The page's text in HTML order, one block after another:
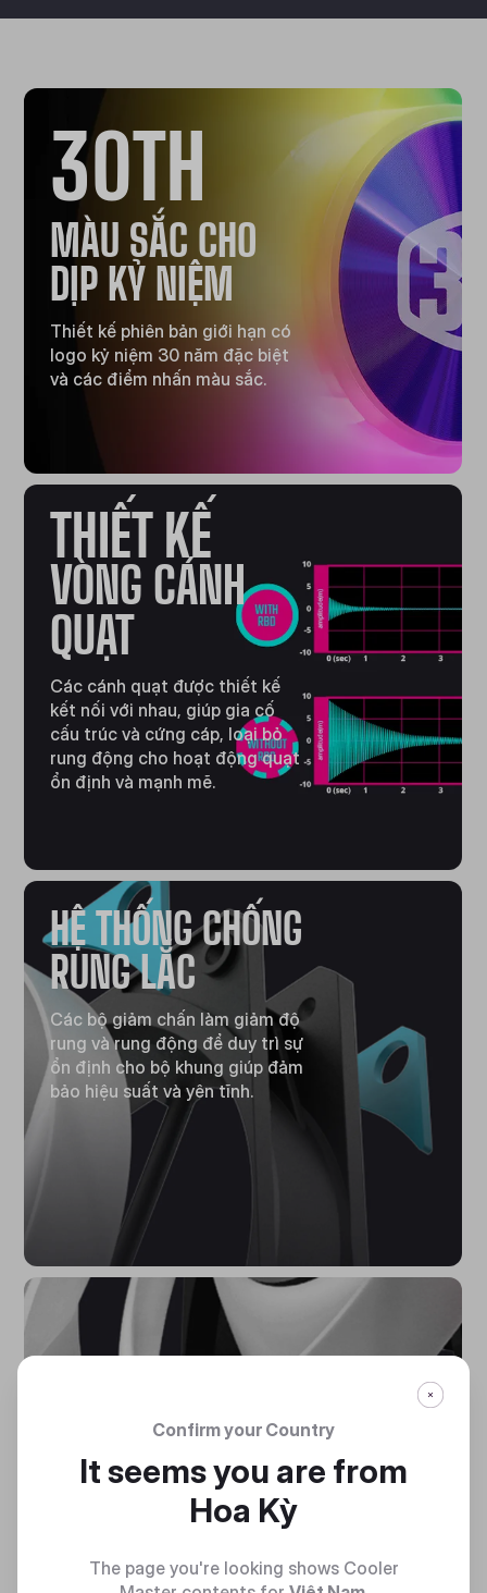
HỆ THỐNG CHỐNG
RUNG LẮC
Các bộ giảm chấn làm giảm độ
rung và rung động để duy trì sự
ổn định cho bộ khung giúp đảm
bảo hiệu suất và yên tĩnh.
30TH
MÀU SẮC CHO
DỊP KỶ NIỆM
Thiết kế phiên bản giới hạn có
logo kỷ niệm 30 năm đặc biệt
và các điểm nhấn màu sắc.
THIẾT KẾ
VÒNG CÁNH
QUẠT
Các cánh quạt được thiết kế
kết nối với nhau, giúp gia cố
cấu trúc và cứng cáp, loại bỏ
rung động cho hoạt động quạt
ổn định và mạnh mẽ.
Confirm your Country
It seems you are from
Hoa Kỳ
The page you're looking shows Cooler